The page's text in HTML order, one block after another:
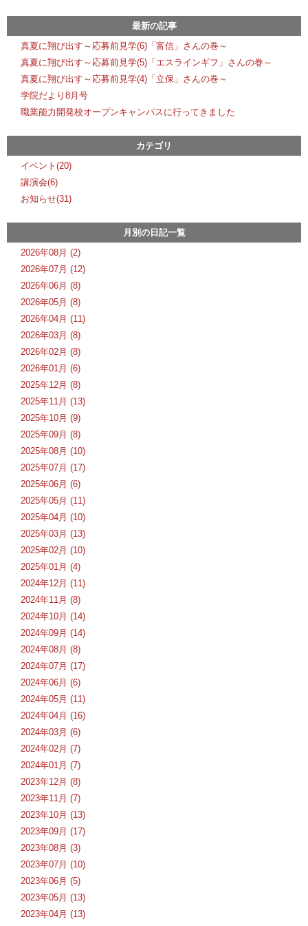
最新の記事
真夏に翔び出す～応募前見学(6)「富信」さんの巻～
真夏に翔び出す～応募前見学(5)「エスラインギフ」さんの巻～
真夏に翔び出す～応募前見学(4)「立保」さんの巻～
学院だより8月号
職業能力開発校オープンキャンパスに行ってきました
カテゴリ
イベント(20)
講演会(6)
お知らせ(31)
月別の日記一覧
2026年08月 (2)
2026年07月 (12)
2026年06月 (8)
2026年05月 (8)
2026年04月 (11)
2026年03月 (8)
2026年02月 (8)
2026年01月 (6)
2025年12月 (8)
2025年11月 (13)
2025年10月 (9)
2025年09月 (8)
2025年08月 (10)
2025年07月 (17)
2025年06月 (6)
2025年05月 (11)
2025年04月 (10)
2025年03月 (13)
2025年02月 (10)
2025年01月 (4)
2024年12月 (11)
2024年11月 (8)
2024年10月 (14)
2024年09月 (14)
2024年08月 (8)
2024年07月 (17)
2024年06月 (6)
2024年05月 (11)
2024年04月 (16)
2024年03月 (6)
2024年02月 (7)
2024年01月 (7)
2023年12月 (8)
2023年11月 (7)
2023年10月 (13)
2023年09月 (17)
2023年08月 (3)
2023年07月 (10)
2023年06月 (5)
2023年05月 (13)
2023年04月 (13)